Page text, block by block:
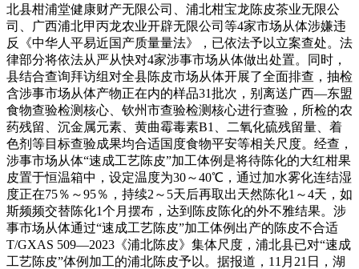
北县柑浦堂健康财产无限公司、浦北柑宝龙陈皮茶业无限公
司、广西浦北甲丙龙农业开辟无限公司等4家市场从体涉嫌违
反《中华人平易近国产质量量法》，已依法予以立案查处。法
律部分将依法从严从快对4家涉事市场从体做出处置。同时，
县结合查询拜访组对全县陈皮市场从体开展了全面排查，抽检
含涉事市场从体产物正在内的样品31批次，别离送广西—东盟
食物查验检测核心、钦州市查验检测核心进行查验，所检的农
药残留、沉金属元素、黄曲霉毒素B1、二氧化硫残留量、着
色剂等目标查验成果均合适国度食物平安等相关尺度。经查，
涉事市场从体“速成工艺陈皮”加工体例是将待陈化的大红柑果
皮置于恒温箱中，设定温度为30～40℃，通过加水雾化连结湿
度正在75％～95％，持续2～5天后再取出天然陈化1～4天，如
斯频频交替陈化1个月摆布，达到陈皮陈化的外不雅结果。涉
事市场从体通过“速成工艺陈皮”加工体例出产的陈皮不合适
T/GXAS 509—2023《浦北陈皮》集体尺度，浦北县已对“速成
工艺陈皮”体例加工的浦北陈皮予以。据报道，11月21日，湖